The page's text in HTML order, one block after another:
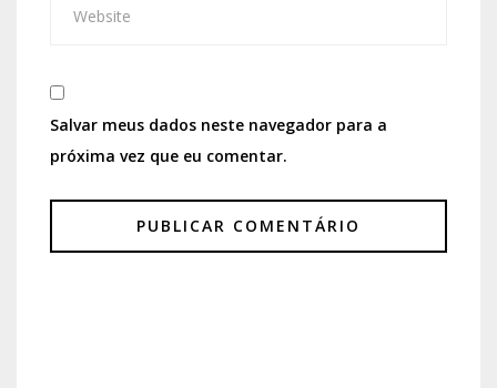
Salvar meus dados neste navegador para a
próxima vez que eu comentar.